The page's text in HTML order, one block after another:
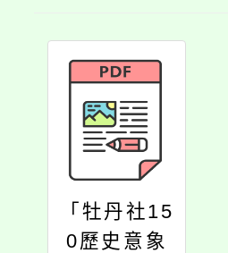
「牡丹社15
0歷史意象